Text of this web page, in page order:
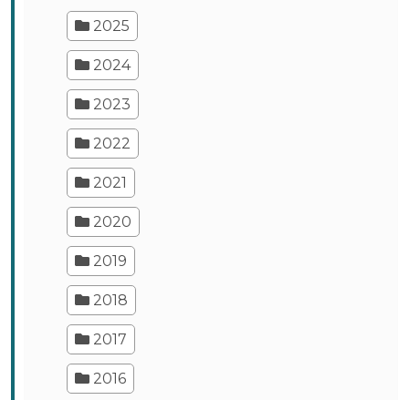
2025
2024
2023
2022
2021
2020
2019
2018
2017
2016